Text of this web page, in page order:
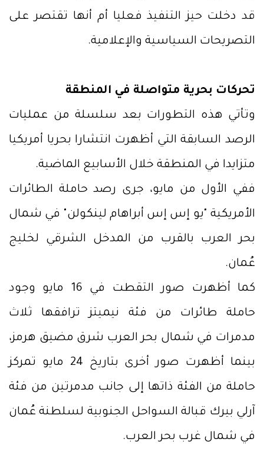
قد دخلت حيز التنفيذ فعليا أم أنها تقتصر على
التصريحات السياسية والإعلامية.
تحركات بحرية متواصلة في المنطقة
وتأتي هذه التطورات بعد سلسلة من عمليات
الرصد السابقة التي أظهرت انتشارا بحريا أمريكيا
متزايدا في المنطقة خلال الأسابيع الماضية.
ففي الأول من مايو، جرى رصد حاملة الطائرات
الأمريكية "يو إس إس أبراهام لينكولن" في شمال
بحر العرب بالقرب من المدخل الشرقي لخليج
عُمان.
كما أظهرت صور التقطت في 16 مايو وجود
حاملة طائرات من فئة نيميتز ترافقها ثلاث
مدمرات في شمال بحر العرب شرق مضيق هرمز،
بينما أظهرت صور أخرى بتاريخ 24 مايو تمركز
حاملة من الفئة ذاتها إلى جانب مدمرتين من فئة
آرلي بيرك قبالة السواحل الجنوبية لسلطنة عُمان
في شمال غرب بحر العرب.